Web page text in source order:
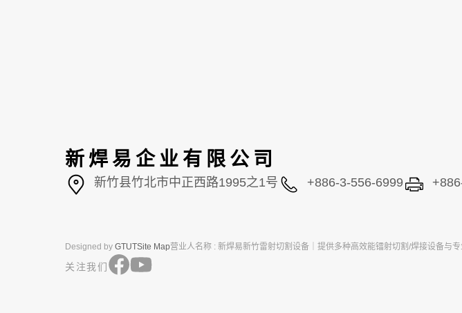
新焊易企业有限公司
新竹县竹北市中正西路1995之1号 +886-3-556-6999
Designed byGTUTSite Map营业人名称 : 新焊易新竹雷射切割设备｜提供多种高效能镭射切割/焊接设备与
关注我们